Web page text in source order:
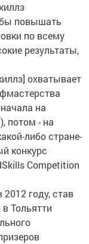
повышать
по всему
результаты,
охватывает
на
потом - на
либо стране-
конкурс
Competition
году, став
Тольятти